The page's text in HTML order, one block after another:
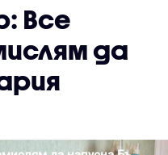
Все
да